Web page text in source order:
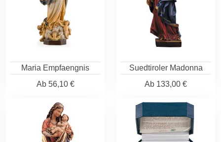
Maria Empfaengnis
Ab56,10 €
Suedtiroler Madonna
Ab 133,00 €